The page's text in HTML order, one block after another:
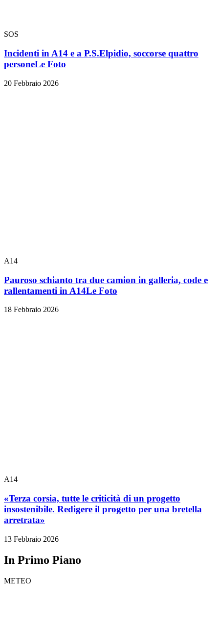
SOS
Incidenti in A14 e a P.S.Elpidio, soccorse quattro
personeLe Foto
20 Febbraio 2026
A14
Pauroso schianto tra due camion in galleria, code e
rallentamenti in A14Le Foto
18 Febbraio 2026
A14
«Terza corsia, tutte le criticità di un progetto
insostenibile. Redigere il progetto per una bretella
arretrata»
13 Febbraio 2026
In Primo Piano
METEO